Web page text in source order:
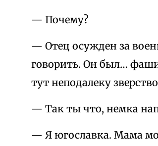
— Почему?
— Отец осужден за
говорить. Он был…
тут неподалеку
— Так ты что, немка
— Я югославка. Мама